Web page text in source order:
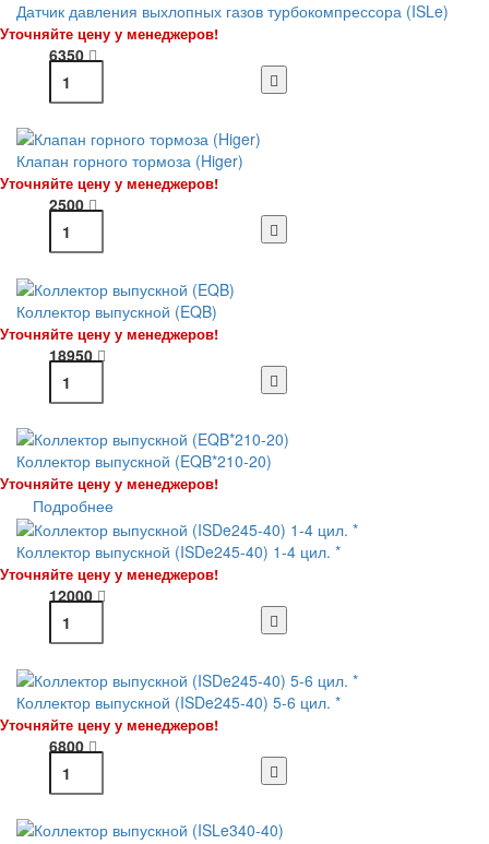
Датчик давления выхлопных газов турбокомпрессора (ISLe)
Уточняйте цену у менеджеров!
6350
Клапан горного тормоза (Higer)
Уточняйте цену у менеджеров!
2500
Коллектор выпускной (EQB)
Уточняйте цену у менеджеров!
18950
Коллектор выпускной (EQB*210-20)
Уточняйте цену у менеджеров!
Подробнее
Коллектор выпускной (ISDe245-40) 1-4 цил. *
Уточняйте цену у менеджеров!
12000
Коллектор выпускной (ISDe245-40) 5-6 цил. *
Уточняйте цену у менеджеров!
6800